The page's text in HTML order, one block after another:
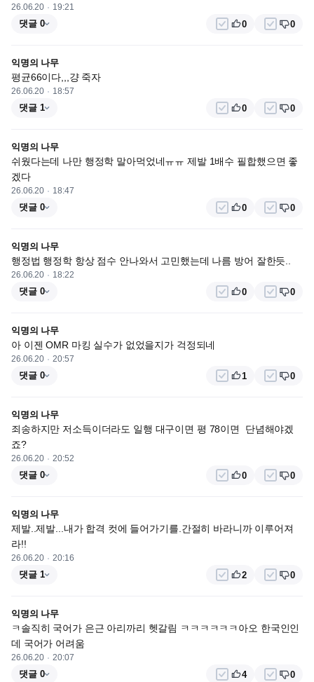
26.06.20 19:21
댓글 0 0 0
익명의 나무
평균66이다,,,걍 죽자
26.06.20 18:57
댓글 1 0 0
익명의 나무
쉬웠다는데 나만 행정학 말아먹었네ㅠㅠ 제발 1배수 필합했으면 좋
겠다
26.06.20 18:47
댓글 0 0 0
익명의 나무
행정법 행정학 항상 점수 안나와서 고민했는데 나름 방어 잘한듯..
26.06.20 18:22
댓글 0 0 0
익명의 나무
아 이젠 OMR 마킹 실수가 없었을지가 걱정되네
26.06.20 20:57
댓글 0 1 0
익명의 나무
죄송하지만 저소득이더라도 일행 대구이면 평 78이면  단념해야겠
죠?
26.06.20 20:52
댓글 0 0 0
익명의 나무
제발..제발...내가 합격 컷에 들어가기를.간절히 바라니까 이루어져
라!!
26.06.20 20:16
댓글 1 2 0
익명의 나무
ㅋ솔직히 국어가 은근 아리까리 헷갈림 ㅋㅋㅋㅋㅋㅋ아오 한국인인
데 국어가 어려움
26.06.20 20:07
댓글 0 4 0